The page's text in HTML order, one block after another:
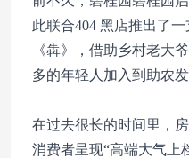
此联合404 黑店推出了
《犇》，借助乡村老大
多的年轻人加入到助农
在过去很长的时间里，
消费者呈现“高端大气上